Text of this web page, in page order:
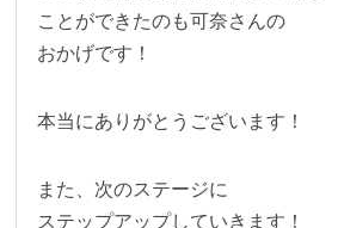
ことができたのも可奈さんの
おかげです！
本当にありがとうございます！
また、次のステージに
ステップアップしていきます！